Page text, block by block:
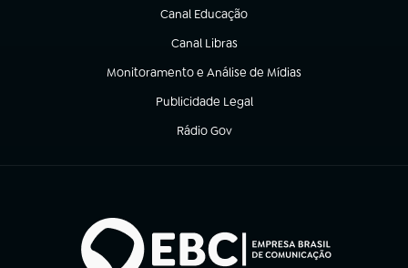
Canal Educação
(abre em nova aba)
Canal Libras
(abre em nova aba)
Monitoramento e Análise de Mídias
(abre em nova aba)
Publicidade Legal
(abre em nova aba)
Rádio Gov
(abre em nova aba)